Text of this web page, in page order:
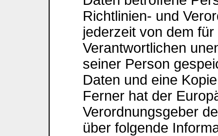
Richtlinien- und
jederzeit von dem
Verantwortlichen
seiner Person
Daten und eine
Ferner hat der
Verordnungsgeber
über folgende